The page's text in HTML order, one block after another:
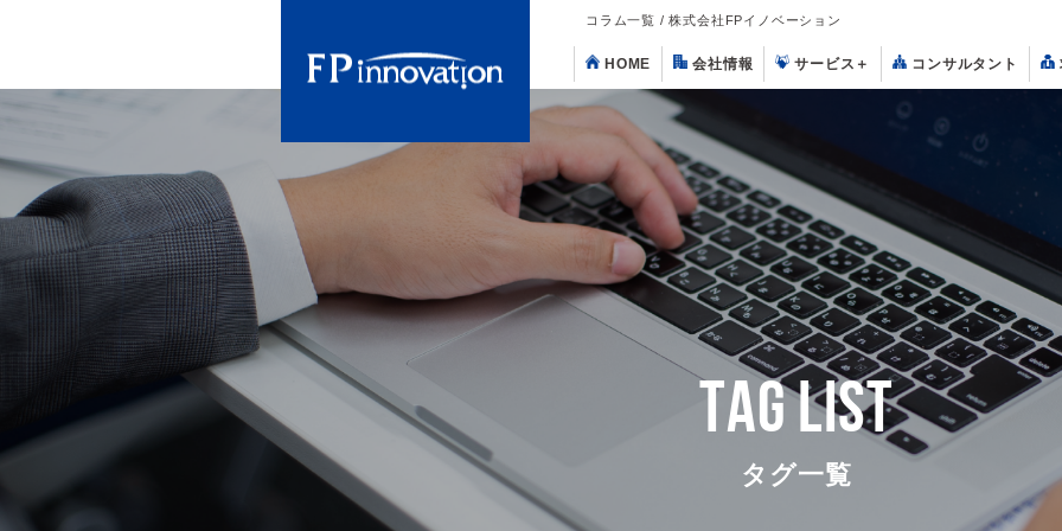
コラム一覧 / 株式会社FPイノベーション
HOME 会社情報 サービス ＋ コンサルタント
TAG LIST